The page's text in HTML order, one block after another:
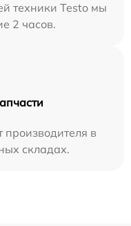
техники Testo мы
2 часов.
производителя в
складах.